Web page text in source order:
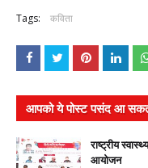
Tags: कविता
आपको ये पोस्ट पसंद आ
राष्ट्रीय
आयोजन